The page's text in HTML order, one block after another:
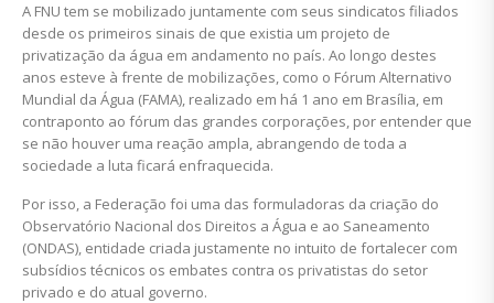
A FNU tem se mobilizado juntamente com seus sindicatos filiados
desde os primeiros sinais de que existia um projeto de
privatização da água em andamento no país. Ao longo destes
anos esteve à frente de mobilizações, como o Fórum Alternativo
Mundial da Água (FAMA), realizado em há 1 ano em Brasília, em
contraponto ao fórum das grandes corporações, por entender que
se não houver uma reação ampla, abrangendo de toda a
sociedade a luta ficará enfraquecida.
Por isso, a Federação foi uma das formuladoras da criação do
Observatório Nacional dos Direitos a Água e ao Saneamento
(ONDAS), entidade criada justamente no intuito de fortalecer com
subsídios técnicos os embates contra os privatistas do setor
privado e do atual governo.